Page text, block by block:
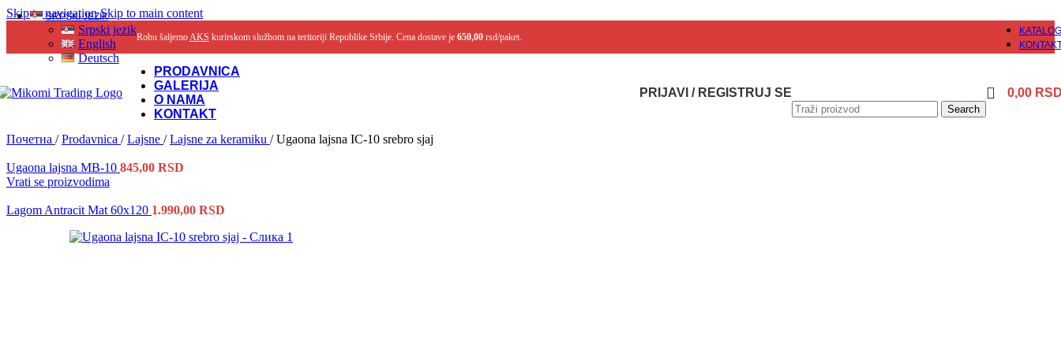
Skip to navigationSkip to main content
SRPSKI JEZIK
Srpski jezik
English
Deutsch
Robu šaljemoAKS kurirskom službom na teritoriji Republike Srbije. Cena dostave je 650,00rsd/paket.
KATALOG
PRODAVNICA
GALERIJA
O NAMA
KONTAKT
PRIJAVI / REGISTRUJ SE
Search
0,00
Почетна / Prodavnica / Lajsne / Lajsne za keramiku / Ugaona lajsna IC-10 srebro sjaj
Ugaona lajsna MB-10 845,00 RSD
Vrati se proizvodima
Lagom Antracit Mat 60x120 1.990,00 RSD